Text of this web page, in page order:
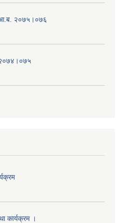
आ.ब. २०७५।०७६
२०७४।०७५
कार्यक्रम ।